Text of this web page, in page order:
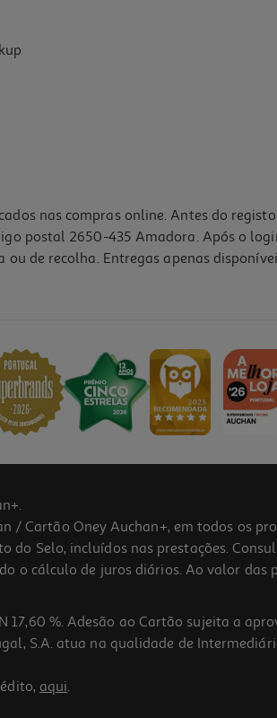
nas compras online. Antes do
postal 2650-435 Amadora. Após o
de recolha. Entregas apenas
/ Cartão Oney Auchan+, em todos os
do Selo, incluídos nas prestações.
o cálculo de juros diários. Ao valor das
%. Adesão ao Cartão sujeita a
S.A. atua na qualidade de
aqui.